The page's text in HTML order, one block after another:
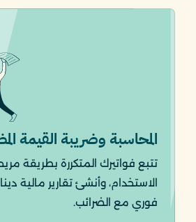
المحاسبة وضريبة القيمة
تتبع فواتيرك المتكررة بطريقة
الاستخدام، وأنشئ تقارير مالية
فوري مع الضرائب.